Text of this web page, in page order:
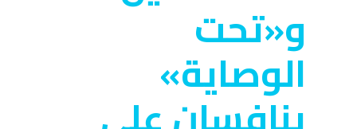
و«تحت
الوصاية»